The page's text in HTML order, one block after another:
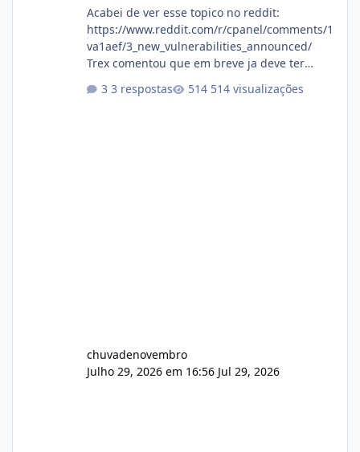
Acabei de ver esse topico no reddit:
https://www.reddit.com/r/cpanel/comments/1
va1aef/3_new_vulnerabilities_announced/
Trex comentou que em breve ja deve ter
3 respostas 514 visualizações
chuvadenovembro
Julho 29, 2026 em 16:56 Jul 29, 2026